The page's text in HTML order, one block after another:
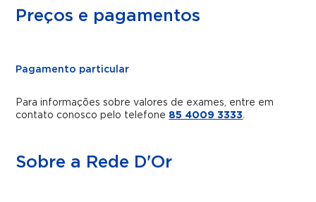
Preços e pagamentos
Pagamento particular
Para informações sobre valores de exames, entre em
contato conosco pelo telefone 85 4009 3333.
Sobre a Rede D'Or